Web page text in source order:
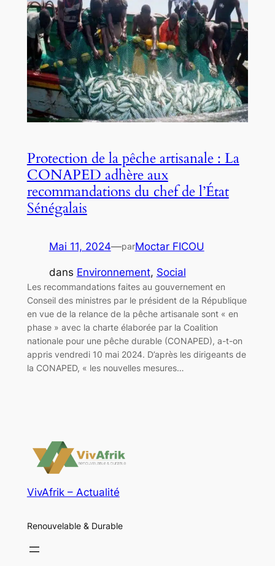
Protection de la pêche artisanale : La
CONAPED adhère aux
recommandations du chef de l’État
Sénégalais
Mai 11, 2024—parMoctar FICOU
dans Environnement, Social
Les recommandations faites au gouvernement en
Conseil des ministres par le président de la République
en vue de la relance de la pêche artisanale sont « en
phase » avec la charte élaborée par la Coalition
nationale pour une pêche durable (CONAPED), a-t-on
appris vendredi 10 mai 2024. D’après les dirigeants de
la CONAPED, « les nouvelles mesures…
VivAfrik – Actualité
Renouvelable & Durable